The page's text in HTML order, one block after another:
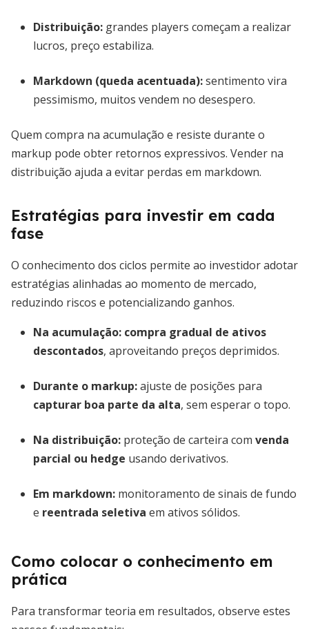
Distribuição: grandes players começam a realizar
lucros, preço estabiliza.
Markdown (queda acentuada):sentimento vira
pessimismo, muitos vendem no desespero.
Quem compra na acumulação e resiste durante o
markup pode obter retornos expressivos. Vender na
distribuição ajuda a evitar perdas em markdown.
Estratégias para investir em cada
fase
O conhecimento dos ciclos permite ao investidor adotar
estratégias alinhadas ao momento de mercado,
reduzindo riscos e potencializando ganhos.
Na acumulação: compra gradual de ativos
descontados, aproveitando preços deprimidos.
Durante o markup:ajuste de posições para
capturar boa parte da alta, sem esperar o topo.
Na distribuição: proteção de carteira com venda
parcial ou hedge usando derivativos.
Em markdown: monitoramento de sinais de fundo
e reentrada seletiva em ativos sólidos.
Como colocar o conhecimento em
prática
Para transformar teoria em resultados, observe estes